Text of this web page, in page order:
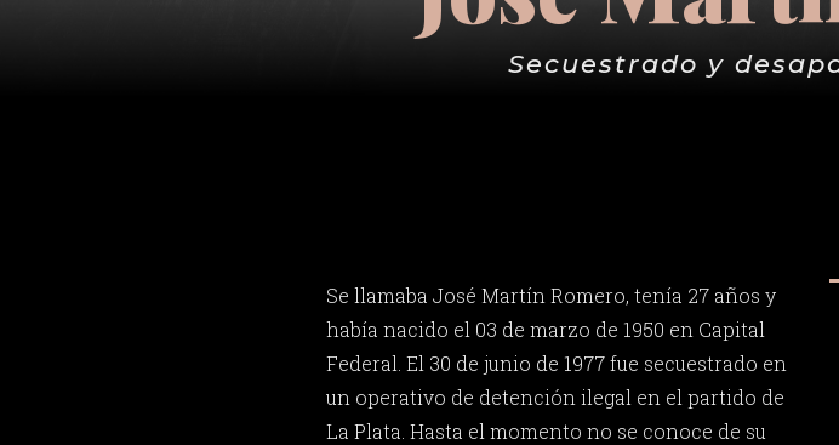
Secuestrado y
Se llamaba José Martín Romero, tenía 27 años y
había nacido el 03 de marzo de 1950 en Capital
Federal. El 30 de junio de 1977 fue secuestrado en
un operativo de detención ilegal en el partido de
La Plata. Hasta el momento no se conoce de su